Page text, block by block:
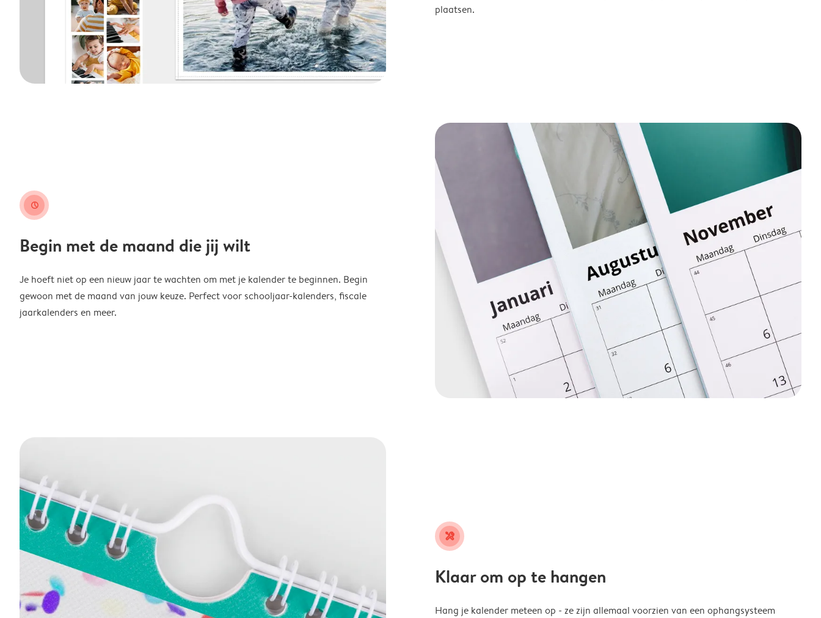
plaatsen.
clock
Begin met de maand die jij wilt
Je hoeft niet op een nieuw jaar te wachten om met je kalender te beginnen. Begin
gewoon met de maand van jouw keuze. Perfect voor schooljaar-kalenders, fiscale
jaarkalenders en meer.
tools
Klaar om op te hangen
Hang je kalender meteen op - ze zijn allemaal voorzien van een ophangsysteem